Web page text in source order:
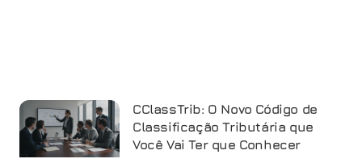
CClassTrib: O Novo Código de
Classificação Tributária que
Você Vai Ter que Conhecer